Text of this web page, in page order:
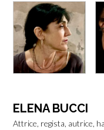
ELENA BUCCI
Attrice, regista, autrice,